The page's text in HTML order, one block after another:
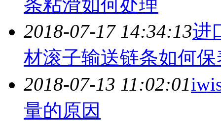
条粘滑如何处理
2018-07-17 14:34:13进
材滚子输送链条如何保
2018-07-13 11:02:01
量的原因